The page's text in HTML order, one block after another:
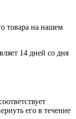
товара на нашем
14 дней со дня
его в течение